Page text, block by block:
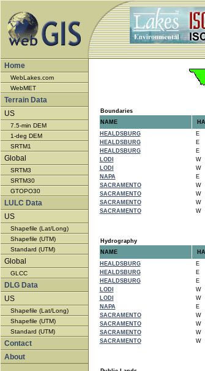
Home
WebLakes.com
WebMET
Terrain Data
US
7.5-min DEM
1-deg DEM
SRTM1
Global
SRTM3
SRTM30
GTOPO30
LULC Data
US
Shapefile (Lat/Long)
Shapefile (UTM)
Standard (UTM)
Global
GLCC
DLG Data
US
Shapefile (Lat/Long)
Shapefile (UTM)
Standard (UTM)
Contact
About
Boundaries
NAME
HEALDSBURG
E
HEALDSBURG
E
HEALDSBURG
E
LODI
W
LODI
W
NAPA
E
SACRAMENTO
W
SACRAMENTO
W
SACRAMENTO
W
SACRAMENTO
W
Hydrography
NAME
HEALDSBURG
E
HEALDSBURG
E
HEALDSBURG
E
LODI
W
LODI
W
NAPA
E
SACRAMENTO
W
SACRAMENTO
W
SACRAMENTO
W
SACRAMENTO
W